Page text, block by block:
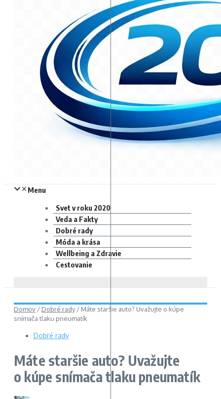
Menu
Svet v roku 2020
Veda a Fakty
Dobré rady
Móda a krása
Wellbeing a Zdravie
Cestovanie
Domov / Dobré rady/ Máte staršie auto? Uvažujte o kúpe
snímača tlaku pneumatík
Dobré rady
Máte staršie auto? Uvažujte
o kúpe snímača tlaku pneumatík